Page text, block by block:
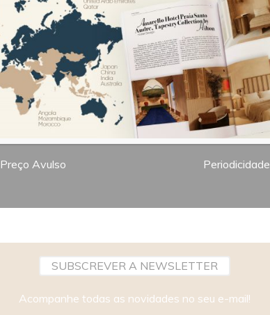
7,00€
Preço Avulso
Bimestral
Periodicidade
SUBSCREVER A NEWSLETTER
Acompanhe todas as novidades no seu e-mail!